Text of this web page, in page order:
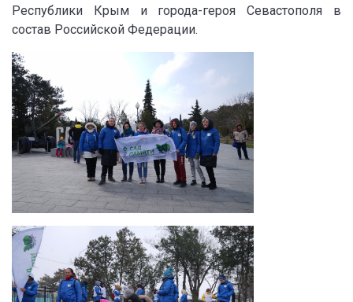
Республики Крым и города-героя Севастополя в
состав Российской Федерации.